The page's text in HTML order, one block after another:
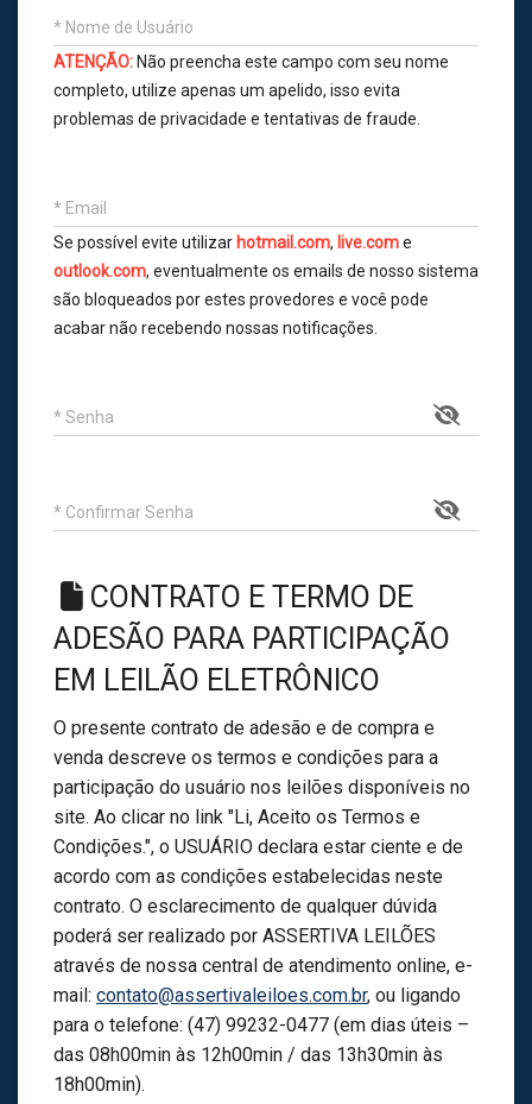
* Nome de Usuário
ATENÇÃO: Não preencha este campo com seu nome
completo, utilize apenas um apelido, isso evita
problemas de privacidade e tentativas de fraude.
* Email
Se possível evite utilizar hotmail.com, live.come
outlook.com, eventualmente os emails de nosso sistema
são bloqueados por estes provedores e você pode
acabar não recebendo nossas notificações.
* Senha
* Confirmar Senha
CONTRATO E TERMO DE
ADESÃO PARA PARTICIPAÇÃO
EM LEILÃO ELETRÔNICO
O presente contrato de adesão e de compra e
venda descreve os termos e condições para a
participação do usuário nos leilões disponíveis no
site. Ao clicar no link "Li, Aceito os Termos e
Condições.", o USUÁRIO declara estar ciente e de
acordo com as condições estabelecidas neste
contrato. O esclarecimento de qualquer dúvida
poderá ser realizado por ASSERTIVA LEILÕES
através de nossa central de atendimento online, e-
mail: contato@assertivaleiloes.com.br, ou ligando
para o telefone: (47) 99232-0477 (em dias úteis –
das 08h00min às 12h00min / das 13h30min às
18h00min).